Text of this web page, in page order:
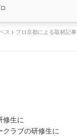
ストプロ京都による取材記事
生に
ラブの研修生に